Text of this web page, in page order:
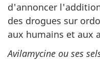
d'annoncer
des drogues sur
aux humains et aux
Avilamycine ou ses